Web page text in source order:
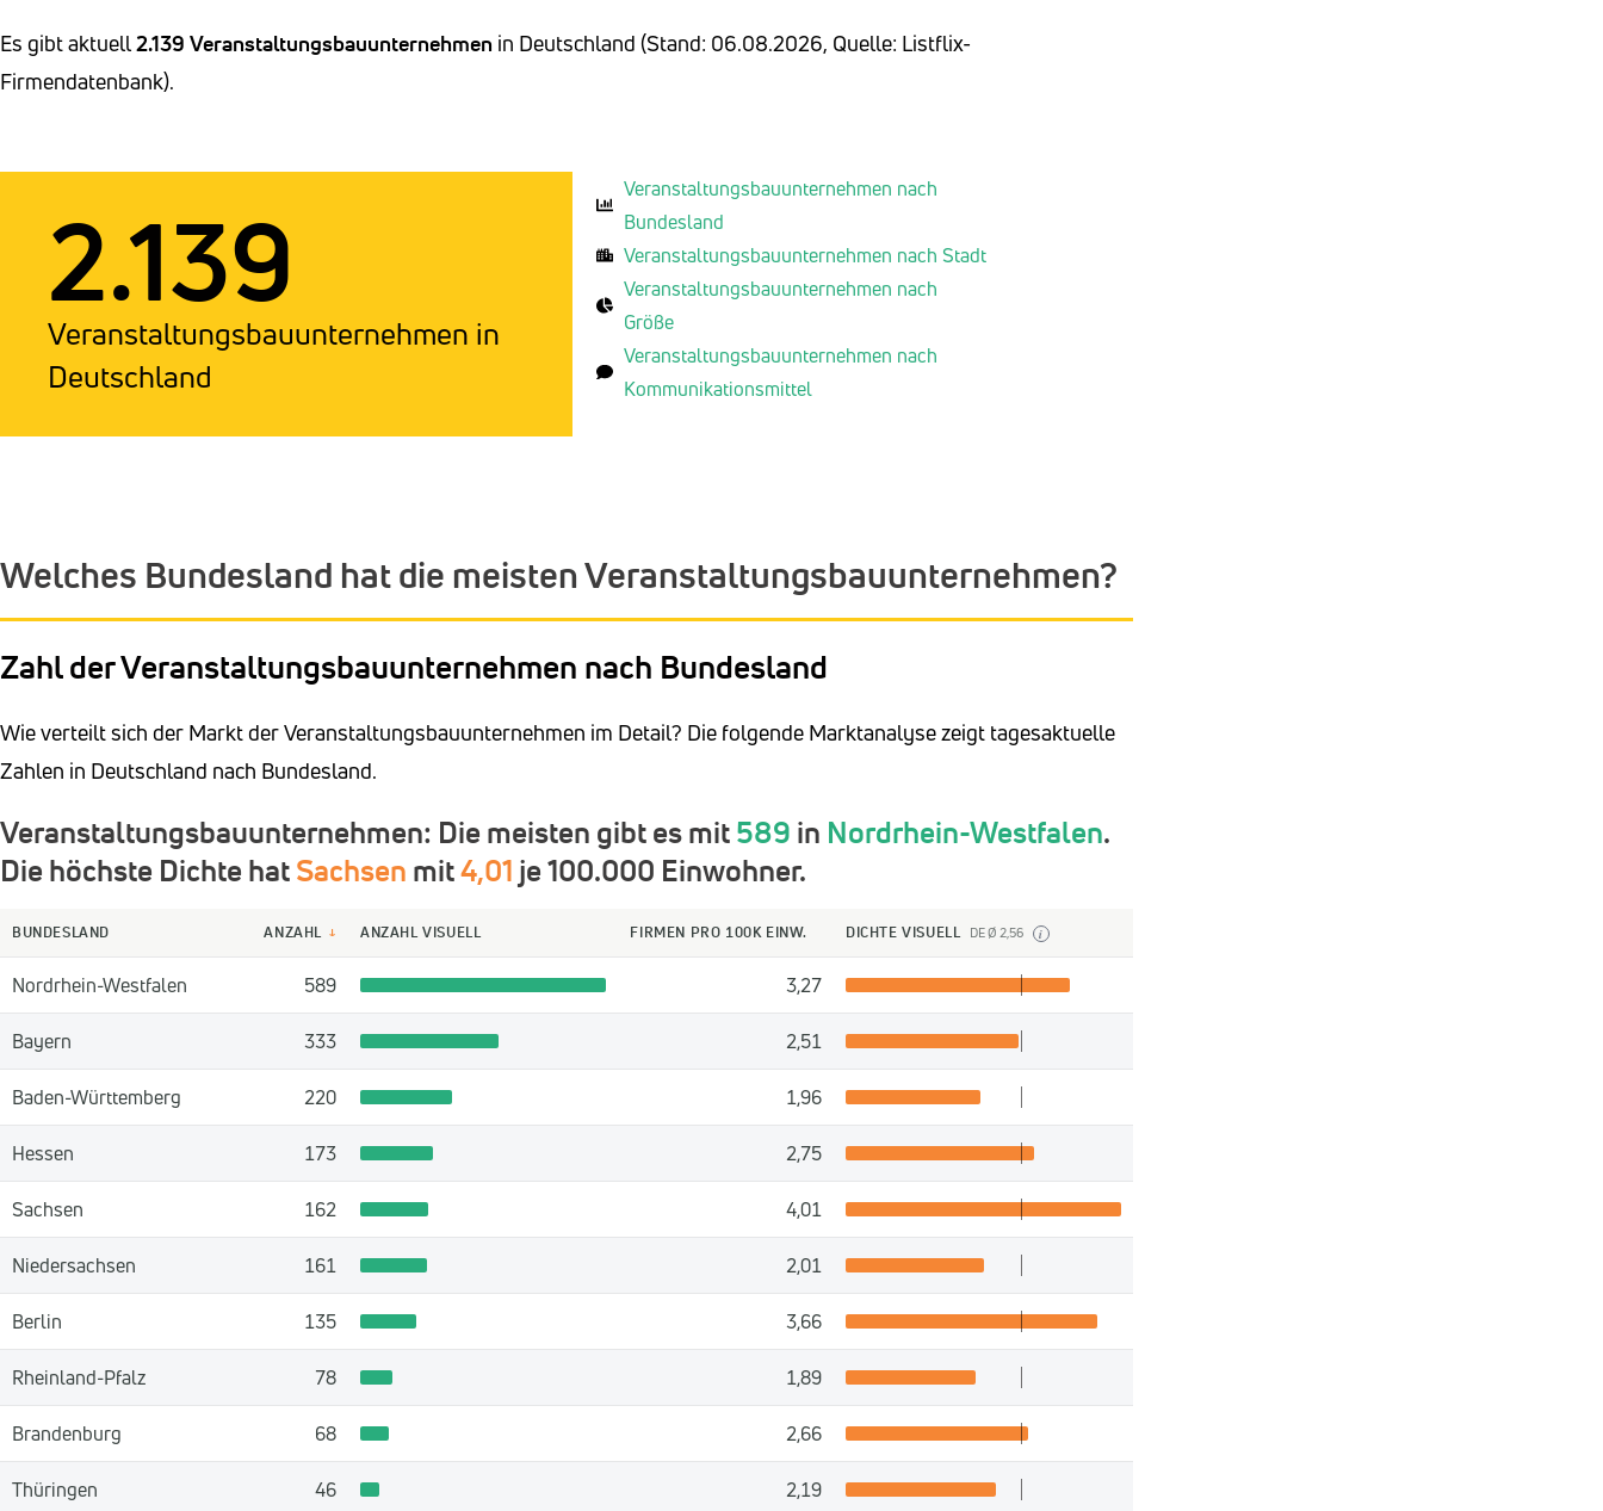
Es gibt aktuell2.139 Veranstaltungsbauunternehmen in Deutschland (Stand: 06.08.2026, Quelle: Listflix-
Firmendatenbank).
2.139
Veranstaltungsbauunternehmen in
Deutschland
Veranstaltungsbauunternehmen nach
Bundesland
Veranstaltungsbauunternehmen nach Stadt
Veranstaltungsbauunternehmen nach
Größe
Veranstaltungsbauunternehmen nach
Kommunikationsmittel
Welches Bundesland hat die meisten Veranstaltungsbauunternehmen?
Zahl der Veranstaltungsbauunternehmen nach Bundesland
Wie verteilt sich der Markt der Veranstaltungsbauunternehmen im Detail? Die folgende Marktanalyse zeigt tagesaktuelle
Zahlen in Deutschland nach Bundesland.
Veranstaltungsbauunternehmen: Die meisten gibt es mit589 in Nordrhein-Westfalen.
Die höchste Dichte hatSachsen mit4,01 je 100.000 Einwohner.
BUNDESLAND ANZAHL ↓ ANZAHL VISUELL FIRMEN PRO 100K EINW. DICHTE VISUELL DE Ø 2,56 i
Nordrhein-Westfalen 589 3,27
Bayern 333 2,51
Baden-Württemberg 220 1,96
Hessen 173 2,75
Sachsen 162 4,01
Niedersachsen 161 2,01
Berlin 135 3,66
Rheinland-Pfalz 78 1,89
Brandenburg 68 2,66
Thüringen 46 2,19